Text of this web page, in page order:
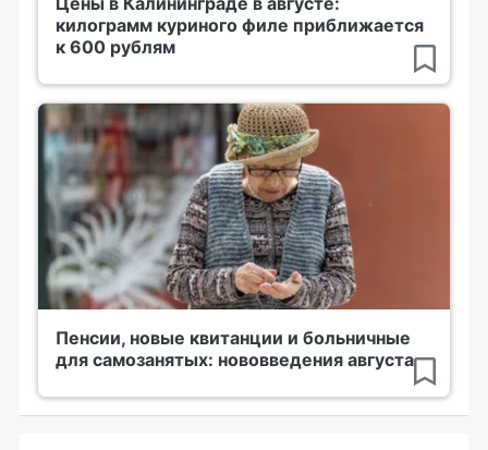
килограмм куриного филе приближается
к 600 рублям
Пенсии, новые квитанции и больничные
для самозанятых: нововведения августа